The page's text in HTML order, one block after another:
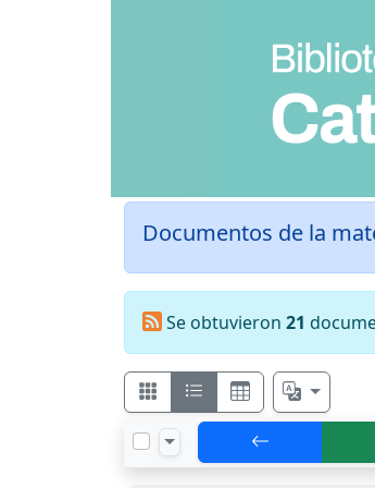
Documentos de la
Se obtuvieron 21